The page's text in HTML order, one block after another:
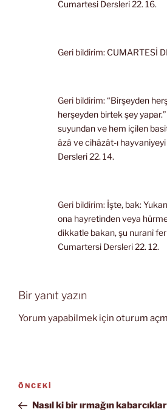
Cumartesi Dersleri 22. 16.
Geri bildirim: CUMARTESİ
Geri bildirim:“Birşeyden
herşeyden birtek şey
suyundan ve hem içilen
âzâ ve cihâzât-ı
Dersleri 22. 14.
Geri bildirim: İşte, bak:
ona hayretinden veya
dikkatle bakan, şu nuranî
Cumartersi Dersleri 22. 12.
Bir yanıt yazın
Yorum yapabilmek için oturum
Yazı
Önceki
Yazı
ÖNCEKI
Nasıl ki bir ırmağın